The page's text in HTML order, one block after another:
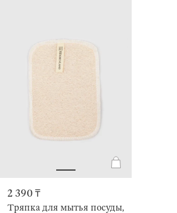
2 390 ₸
Тряпка для мытья посуды,